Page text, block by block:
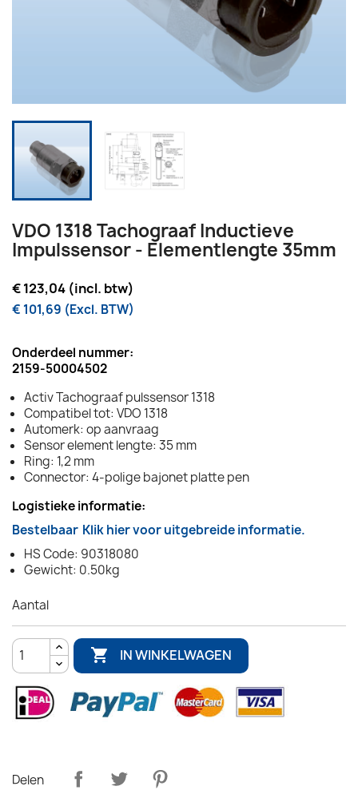
VDO 1318 Tachograaf Inductieve
Impulssensor - Elementlengte 35mm
€ 123,04 (incl. btw)
€ 101,69 (Excl. BTW)
Onderdeel nummer:
2159-50004502
Activ Tachograaf pulssensor 1318
Compatibel tot: VDO 1318
Automerk: op aanvraag
Sensor element lengte: 35 mm
Ring: 1,2 mm
Connector: 4-polige bajonet platte pen
Logistieke informatie:
Bestelbaar Klik hier voor uitgebreide informatie.
HS Code: 90318080
Gewicht: 0.50kg
Aantal
 IN WINKELWAGEN
Delen